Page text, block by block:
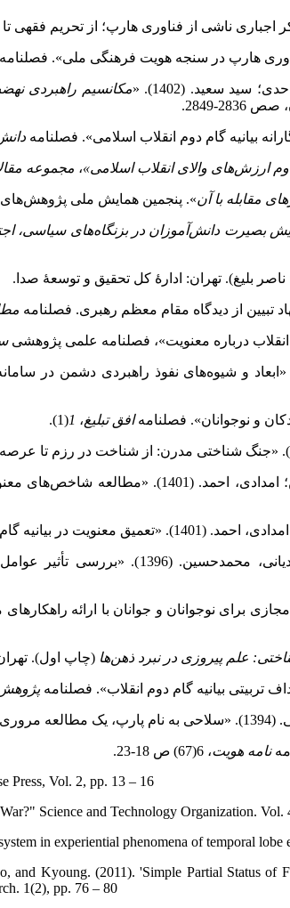
سید سعید. (1402). « مکانسیم راهبردی
2849.
ارزش‌های والای انقلاب اسلامی»، مجموعه
مقابله با آن». پنجمین همایش ملی پژوهش‌های
بصیرت دانش‌آموزان در بزنگاه‌های سیاسی،
بلیغ). تهران: ادارۀ کل تحقیق و توسعۀ صدا.
افق تبلیغ، 1
(1).
بر بیانیه گام دوم انقلاب». دوفصلنامه
دوم انقلاب». فصلنامه
دانش در جامعه دانشگاهی». فصلنامه
علم پیروزی در نبرد ذهن‌ها (چاپ اول).
پژوهش
نامه هویت، 6(67) ص 18-23.
Press, Vol. 2, pp. 13 – 16
Science and Technology Organization. Vol.
in experiential phenomena of temporal
Kyoung. (2011). 'Simple Partial Status of
1(2), pp. 76 – 80